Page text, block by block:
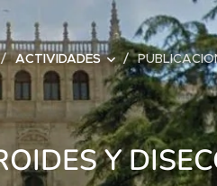
ACTIVIDADES
Y